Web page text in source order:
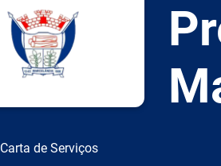
Carta de Serviços